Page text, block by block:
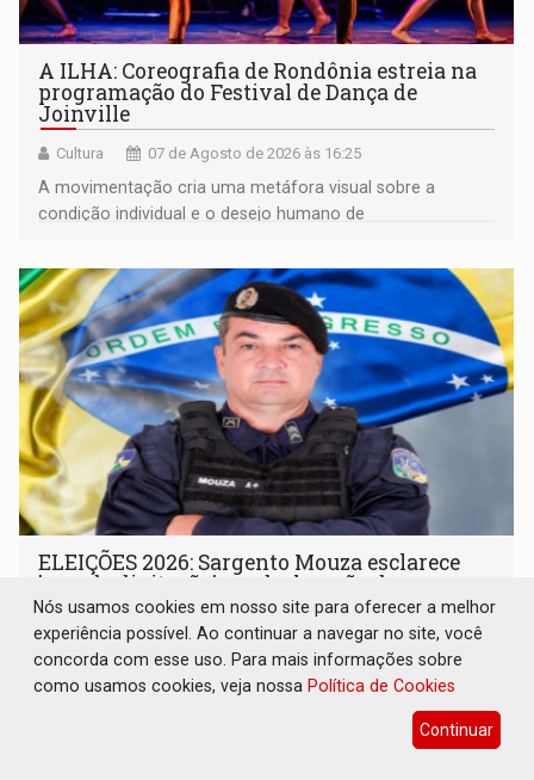
A ILHA: Coreografia de Rondônia estreia na
programação do Festival de Dança de
Joinville
Cultura 07 de Agosto de 2026 às 16:25
A movimentação cria uma metáfora visual sobre a
condição individual e o desejo humano de
ELEIÇÕES 2026: Sargento Mouza esclarece
'erro de digitação' em declaração de
patrimônio de R$ 29 milhões
Eleições 2026 07 de Agosto de 2026 às 16:23
Ele brincou dizendo ser "uma pena" não ter o dinheiro
Nós usamos cookies em nosso site para oferecer a melhor
experiência possível. Ao continuar a navegar no site, você
concorda com esse uso. Para mais informações sobre
como usamos cookies, veja nossa Política de Cookies
Continuar